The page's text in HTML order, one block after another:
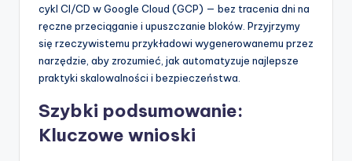
w
cykl CI/CD w Google Cloud (GCP) — bez tracenia dni na
ręczne przeciąganie i upuszczanie bloków. Przyjrzymy
się rzeczywistemu przykładowi wygenerowanemu przez
narzędzie, aby zrozumieć, jak automatyzuje najlepsze
praktyki skalowalności i bezpieczeństwa.
Szybki podsumowanie:
Kluczowe wnioski